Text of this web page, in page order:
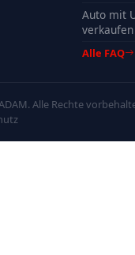
Auto mit
verkaufen
Alle FAQ
Alle Rechte